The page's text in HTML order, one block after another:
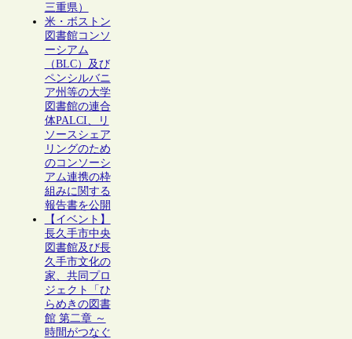
三重県）
米・ボストン
図書館コンソ
ーシアム
（BLC）及び
ペンシルバニ
ア州等の大学
図書館の連合
体PALCI、リ
ソースシェア
リングのため
のコンソーシ
アム連携の枠
組みに関する
報告書を公開
【イベント】
長久手市中央
図書館及び長
久手市文化の
家、共同プロ
ジェクト「ひ
らめきの図書
館 第二章 ～
時間がつなぐ